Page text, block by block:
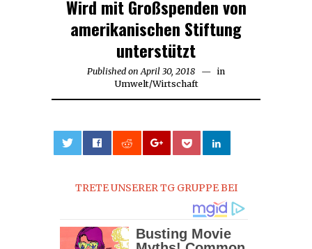
Wird mit Großspenden von
amerikanischen Stiftung
unterstützt
Published on April 30, 2018 April
30,
in
Umwelt/Wirtschaft
TRETE UNSERER TG GRUPPE BEI